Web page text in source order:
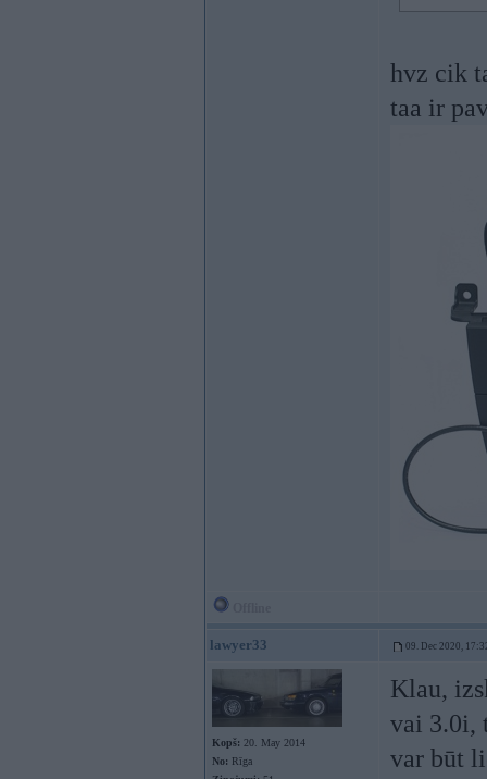
hvz cik
taa ir
lawyer33 09. Dec 2020,
Kopš: 20. May 2014
No: Rīga
Klau,
vai 3.0i,
var būt